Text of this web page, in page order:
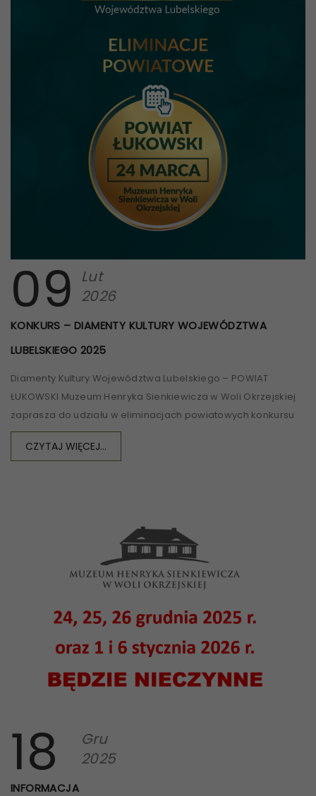
09
Lut
2026
KONKURS – DIAMENTY KULTURY WOJEWÓDZTWA
LUBELSKIEGO 2025
Diamenty Kultury Województwa Lubelskiego – POWIAT
ŁUKOWSKI Muzeum Henryka Sienkiewicza w Woli Okrzejskiej
zaprasza do udziału w eliminacjach powiatowych konkursu
CZYTAJ WIĘCEJ...
18
Gru
2025
INFORMACJA